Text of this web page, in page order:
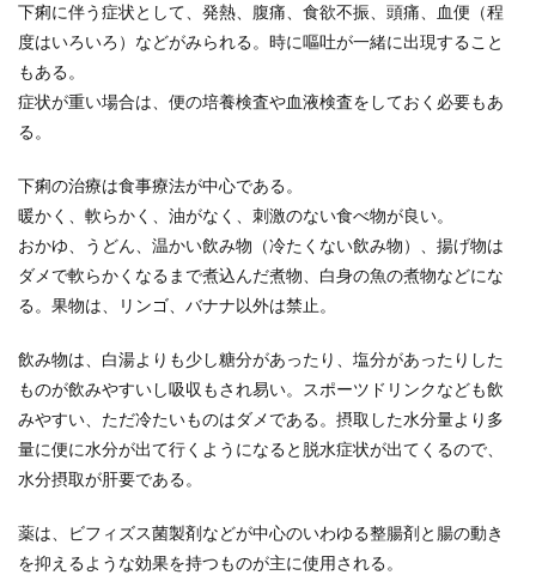
下痢に伴う症状として、発熱、腹痛、食欲不振、頭痛、血便（程
度はいろいろ）などがみられる。時に嘔吐が一緒に出現すること
もある。
症状が重い場合は、便の培養検査や血液検査をしておく必要もあ
る。
下痢の治療は食事療法が中心である。
暖かく、軟らかく、油がなく、刺激のない食べ物が良い。
おかゆ、うどん、温かい飲み物（冷たくない飲み物）、揚げ物は
ダメで軟らかくなるまで煮込んだ煮物、白身の魚の煮物などにな
る。果物は、リンゴ、バナナ以外は禁止。
飲み物は、白湯よりも少し糖分があったり、塩分があったりした
ものが飲みやすいし吸収もされ易い。スポーツドリンクなども飲
みやすい、ただ冷たいものはダメである。摂取した水分量より多
量に便に水分が出て行くようになると脱水症状が出てくるので、
水分摂取が肝要である。
薬は、ビフィズス菌製剤などが中心のいわゆる整腸剤と腸の動き
を抑えるような効果を持つものが主に使用される。